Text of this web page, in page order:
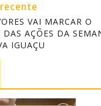
VAI MARCAR O
DAS AÇÕES DA
IGUAÇU